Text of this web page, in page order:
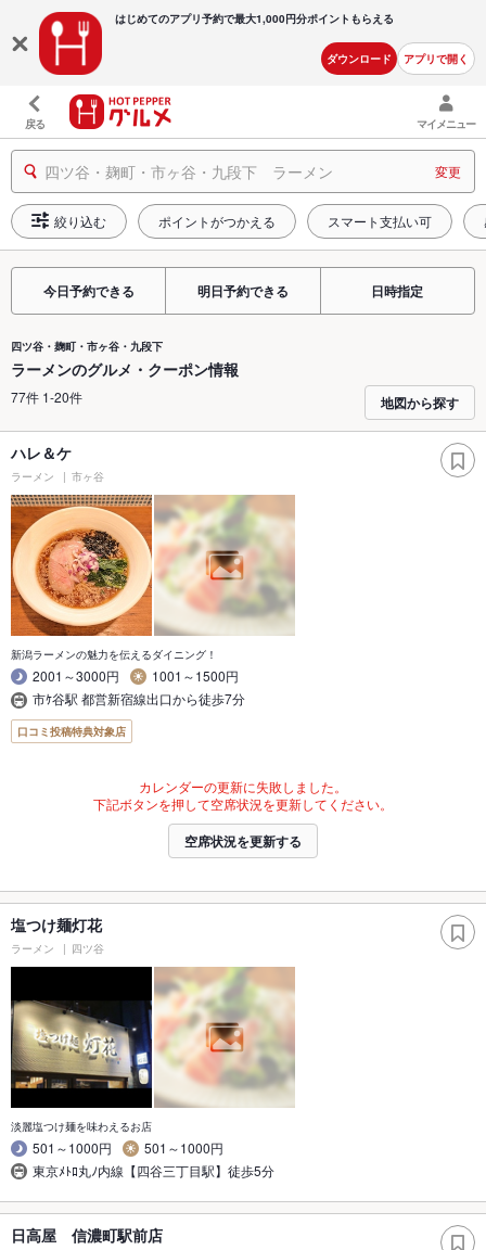
はじめてのアプリ予約で最大1,000円分ポイントもらえる
ダウンロード アプリで開く
戻る マイメニュー
四ツ谷・麹町・市ヶ谷・九段下 ラーメン 変更
絞り込む ポイントがつかえる スマート支払い可
今日予約できる 明日予約できる 日時指定
四ツ谷・麹町・市ヶ谷・九段下
ラーメンのグルメ・クーポン情報
77件 1-20件 地図から探す
ハレ＆ケ
ラーメン 市ヶ谷
新潟ラーメンの魅力を伝えるダイニング！
2001～3000円
1001～1500円
市ｹ谷駅 都営新宿線出口から徒歩7分
口コミ投稿特典対象店
カレンダーの更新に失敗しました。
下記ボタンを押して空席状況を更新してください。
空席状況を更新する
塩つけ麺灯花
ラーメン 四ツ谷
淡麗塩つけ麺を味わえるお店
501～1000円
501～1000円
東京ﾒﾄﾛ丸ﾉ内線【四谷三丁目駅】徒歩5分
日高屋 信濃町駅前店